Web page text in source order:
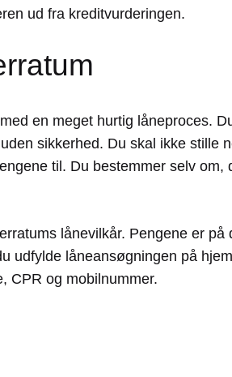
ud fra kreditvurderingen.
en meget hurtig låneproces.
sikkerhed. Du skal ikke
til. Du bestemmer selv
lånevilkår. Pengene er
udfylde låneansøgningen på
CPR og mobilnummer.